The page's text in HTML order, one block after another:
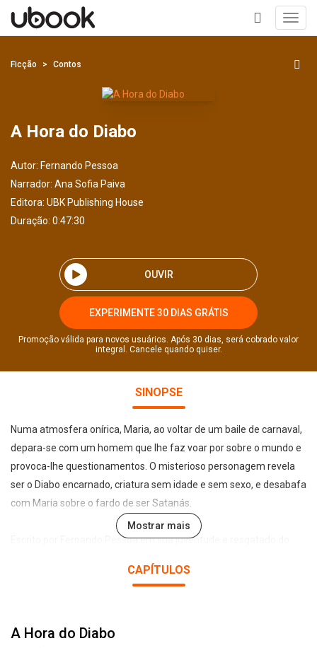
+
Ficção Contos
A Hora do Diabo
Autor: Fernando Pessoa
Narrador: Ana Sofia Paiva
Editora: UBK Publishing House
Duração: 0:47:30
OUVIR
EXPERIMENTE 30 DIAS GRÁTIS
Promoção válida para novos usuários. Após 30 dias, será cobrado valor
integral. Cancele quando quiser.
SINOPSE
Numa atmosfera onírica, Maria, ao voltar de um baile de carnaval,
depara-se com um homem que lhe faz voar por sobre o mundo e
provoca-lhe questionamentos. O misterioso personagem revela
ser o Diabo encarnado, criatura sem idade e sem sexo, e desabafa
com Maria sobre o fardo de ser Satanás.
Escrito por Fernando Pessoa em sua juventude e resgatado do
pela atriz portuguesa Ana Sofia Paiva, A Hora do Diabo é um
Mostrar mais
CAPÍTULOS
A Hora do Diabo